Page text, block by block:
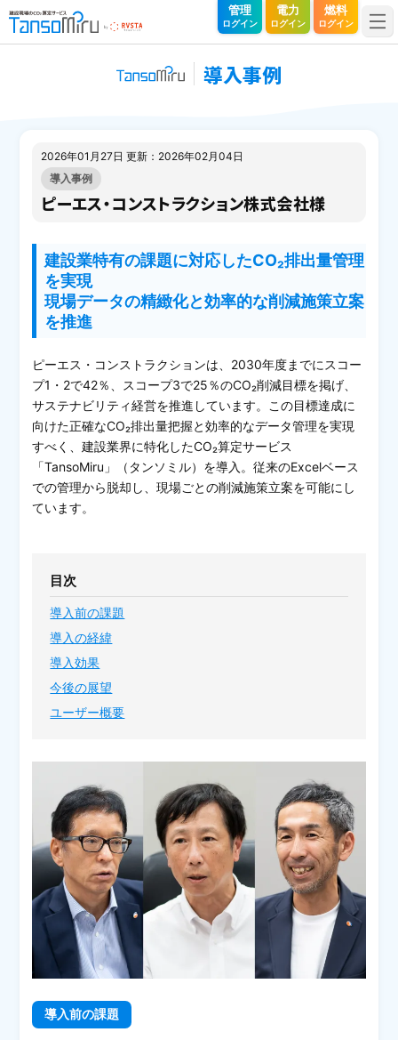
TansoMiru（タンソミル）｜建設現場のCO₂算定サービス
管理
ログイン
電力
ログイン
燃料
ログイン
導入事例
2026年01月27日 更新：2026年02月04日
導入事例
ピーエス・コンストラクション株式会社様
建設業特有の課題に対応したCO₂排出量管理
を実現
現場データの精緻化と効率的な削減施策立案
を推進
ピーエス・コンストラクションは、2030年度までにスコー
プ1・2で42％、スコープ3で25％のCO₂削減目標を掲げ、
サステナビリティ経営を推進しています。この目標達成に
向けた正確なCO₂排出量把握と効率的なデータ管理を実現
すべく、建設業界に特化したCO₂算定サービス
「TansoMiru」（タンソミル）を導入。従来のExcelベース
での管理から脱却し、現場ごとの削減施策立案を可能にし
ています。
目次
導入前の課題
導入の経緯
導入効果
今後の展望
ユーザー概要
導入前の課題